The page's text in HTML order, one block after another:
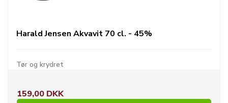
Harald Jensen Akvavit 70 cl. - 45%
Tør og krydret
159,00 DKK